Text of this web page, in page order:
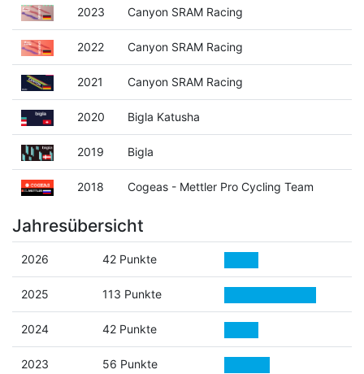
2023 Canyon SRAM Racing
2022 Canyon SRAM Racing
2021 Canyon SRAM Racing
2020 Bigla Katusha
2019 Bigla
2018 Cogeas - Mettler Pro Cycling Team
Jahresübersicht
2026 42 Punkte
2025 113 Punkte
2024 42 Punkte
2023 56 Punkte